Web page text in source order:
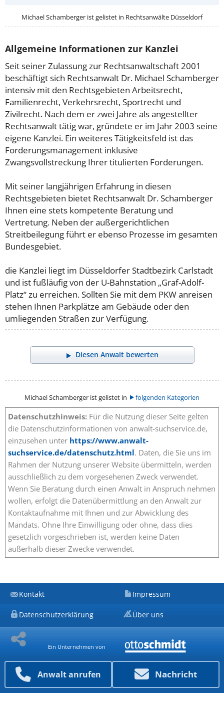
Anwalt anrufen Nachricht
Michael Schamberger ist gelistet in Rechtsanwälte Düsseldorf
Allgemeine Informationen zur Kanzlei
Seit seiner Zulassung zur Rechtsanwaltschaft 2001
beschäftigt sich Rechtsanwalt Dr. Michael Schamberger
intensiv mit den Rechtsgebieten Arbeitsrecht,
Familienrecht, Verkehrsrecht, Sportrecht und
Zivilrecht. Nach dem er zwei Jahre als angestellter
Rechtsanwalt tätig war, gründete er im Jahr 2003 seine
eigene Kanzlei. Ein weiteres Tätigkeitsfeld ist das
Forderungsmanagement inklusive
Zwangsvollstreckung Ihrer titulierten Forderungen.
Mit seiner langjährigen Erfahrung in diesen
Rechtsgebieten bietet Rechtsanwalt Dr. Schamberger
Ihnen eine stets kompetente Beratung und
Vertretung. Neben der außergerichtlichen
Streitbeilegung führt er ebenso Prozesse im gesamten
Bundesgebiet.
die Kanzlei liegt im Düsseldorfer Stadtbezirk Carlstadt
und ist fußläufig von der U-Bahnstation „Graf-Adolf-
Platz“ zu erreichen. Sollten Sie mit dem PKW anreisen
stehen Ihnen Parkplätze am Gebäude oder den
umliegenden Straßen zur Verfügung.
Diesen Anwalt bewerten
Michael Schamberger ist gelistet in folgenden Kategorien
Datenschutzhinweis: Für die Nutzung dieser Seite gelten
die Datenschutzinformationen von anwalt-suchservice.de,
einzusehen unter https://www.anwalt-
suchservice.de/datenschutz.html. Daten, die Sie uns im
Rahmen der Nutzung unserer Website übermitteln, werden
ausschließlich zu dem vorgesehenen Zweck verwendet.
Wenn Sie Beratung durch einen Anwalt in Anspruch nehmen
wollen, erfolgt die Datenübermittlung an den Anwalt zur
Kontaktaufnahme mit Ihnen und zur Abwicklung des
Mandats. Ohne Ihre Einwilligung oder ohne, dass dies
gesetzlich vorgeschrieben ist, werden keine Daten
außerhalb dieser Zwecke verwendet.
Kontakt Impressum
Datenschutzerklärung Über uns
Ein Unternehmen von